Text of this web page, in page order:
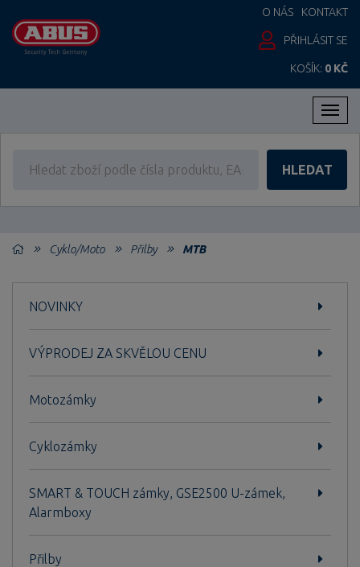
O NÁS KONTAKT
PŘIHLÁSIT SE
KOŠÍK: 0 KČ
HLEDAT
Cyklo/Moto Přilby MTB
NOVINKY
VÝPRODEJ ZA SKVĚLOU CENU
Motozámky
Cyklozámky
SMART & TOUCH zámky, GSE2500 U-zámek,
Alarmboxy
Přilby